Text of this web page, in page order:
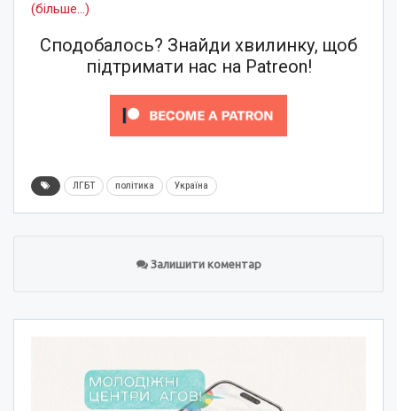
(більше…)
Сподобалось? Знайди хвилинку, щоб
підтримати нас на Patreon!
ЛГБТ політика Україна
Залишити коментар